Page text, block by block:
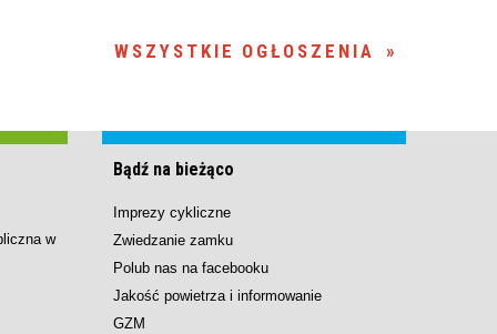
WSZYSTKIE OGŁOSZENIA
w
Bądź na bieżąco
Imprezy cykliczne
Zwiedzanie zamku
Polub nas na facebooku
Jakość powietrza i informowanie
GZM